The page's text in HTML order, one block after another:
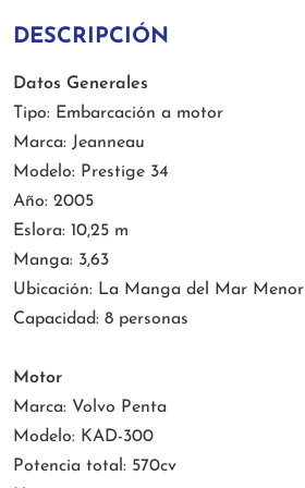
DESCRIPCIÓN
Datos Generales
Tipo: Embarcación a motor
Marca: Jeanneau
Modelo: Prestige 34
Año: 2005
Eslora: 10,25 m
Manga: 3,63
Ubicación: La Manga del Mar Menor
Capacidad: 8 personas
Motor
Marca: Volvo Penta
Modelo: KAD-300
Potencia total: 570cv